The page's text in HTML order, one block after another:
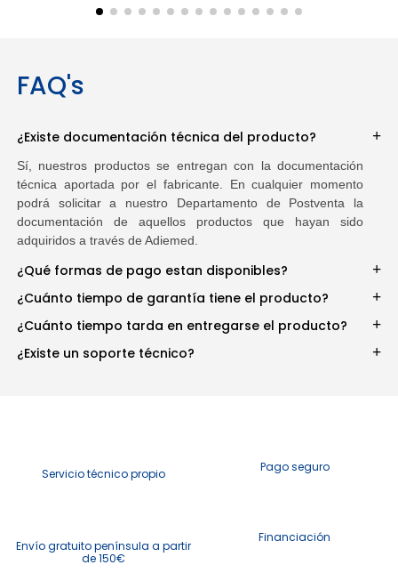
FAQ's
¿Existe documentación técnica del producto?
Sí, nuestros productos se entregan con la documentación
técnica aportada por el fabricante. En cualquier momento
podrá solicitar a nuestro Departamento de Postventa la
documentación de aquellos productos que hayan sido
adquiridos a través de Adiemed.
¿Qué formas de pago estan disponibles?
¿Cuánto tiempo de garantía tiene el producto?
¿Cuánto tiempo tarda en entregarse el producto?
¿Existe un soporte técnico?
Servicio técnico propio Pago seguro
Envío gratuito península a partir
de 150€
Financiación